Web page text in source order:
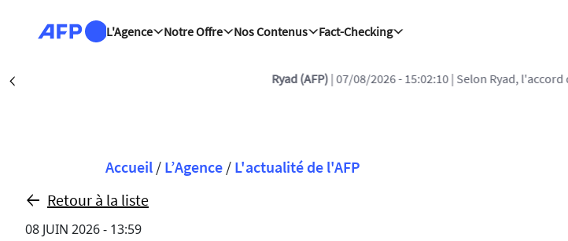
L'Agence
Notre Offre Nos Contenus Fact-Checking
| 07/08/2026 - 15:02:10| Selon Ryad, l'accord de défense avec
Fil d'Ariane
Accueil / L’Agence / L'actualité de l'AFP
Retour à la liste
08 JUIN 2026 - 13:59